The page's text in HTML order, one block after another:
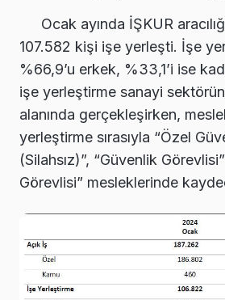
Ocak ayında İŞKUR
107.582 kişi işe yerleşti. İşe
%66,9’u erkek, %33,1’i ise
işe yerleştirme sanayi
alanında gerçekleşirken,
yerleştirme sırasıyla “Özel
(Silahsız)”, “Güvenlik
Görevlisi” mesleklerinde